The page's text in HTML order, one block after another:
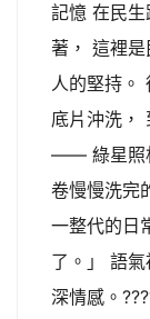
記憶 在民
著， 這裡
人的堅持。
底片沖洗，
—— 綠星照
卷慢慢洗完
一整代的日
了。」 語
深情感。